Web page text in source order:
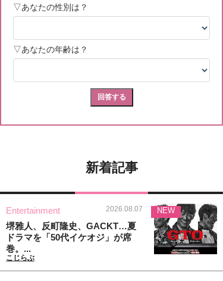
新着記事
Entertainment 2026.08.07
堺雅人、反町隆史、GACKT…夏
ドラマを「50代イケオジ」が席
巻。...
こじらぶ
NEW